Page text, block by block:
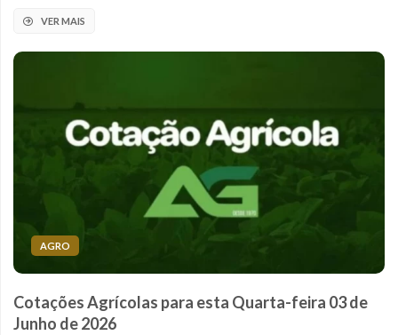
VER MAIS
AGRO
Cotações Agrícolas para esta Quarta-feira 03 de
Junho de 2026